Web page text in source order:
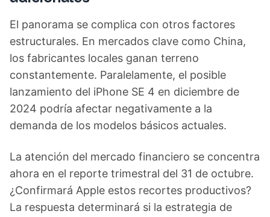
El panorama se complica con otros factores
estructurales. En mercados clave como China,
los fabricantes locales ganan terreno
constantemente. Paralelamente, el posible
lanzamiento del iPhone SE 4 en diciembre de
2024 podría afectar negativamente a la
demanda de los modelos básicos actuales.
La atención del mercado financiero se concentra
ahora en el reporte trimestral del 31 de octubre.
¿Confirmará Apple estos recortes productivos?
La respuesta determinará si la estrategia de